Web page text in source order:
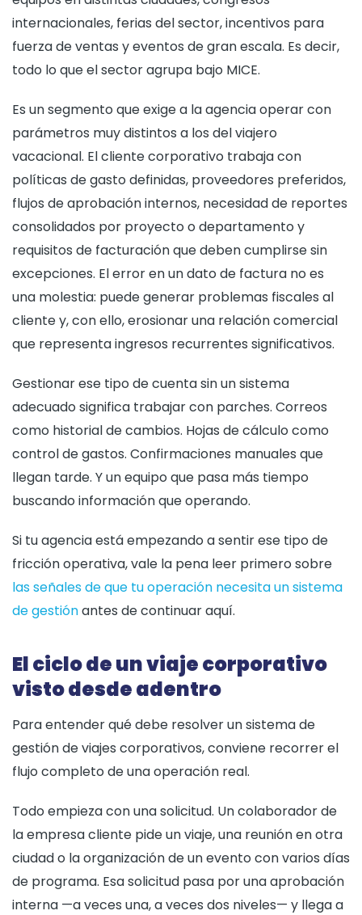
internacionales, ferias del sector, incentivos para
fuerza de ventas y eventos de gran escala. Es decir,
todo lo que el sector agrupa bajo MICE.
Es un segmento que exige a la agencia operar con
parámetros muy distintos a los del viajero
vacacional. El cliente corporativo trabaja con
políticas de gasto definidas, proveedores preferidos,
flujos de aprobación internos, necesidad de reportes
consolidados por proyecto o departamento y
requisitos de facturación que deben cumplirse sin
excepciones. El error en un dato de factura no es
una molestia: puede generar problemas fiscales al
cliente y, con ello, erosionar una relación comercial
que representa ingresos recurrentes significativos.
Gestionar ese tipo de cuenta sin un sistema
adecuado significa trabajar con parches. Correos
como historial de cambios. Hojas de cálculo como
control de gastos. Confirmaciones manuales que
llegan tarde. Y un equipo que pasa más tiempo
buscando información que operando.
Si tu agencia está empezando a sentir ese tipo de
fricción operativa, vale la pena leer primero sobre
las señales de que tu operación necesita un sistema
de gestiónantes de continuar aquí.
El ciclo de un viaje corporativo
visto desde adentro
Para entender qué debe resolver un sistema de
gestión de viajes corporativos, conviene recorrer el
flujo completo de una operación real.
Todo empieza con una solicitud. Un colaborador de
la empresa cliente pide un viaje, una reunión en otra
ciudad o la organización de un evento con varios días
de programa. Esa solicitud pasa por una aprobación
interna —a veces una, a veces dos niveles— y llega a